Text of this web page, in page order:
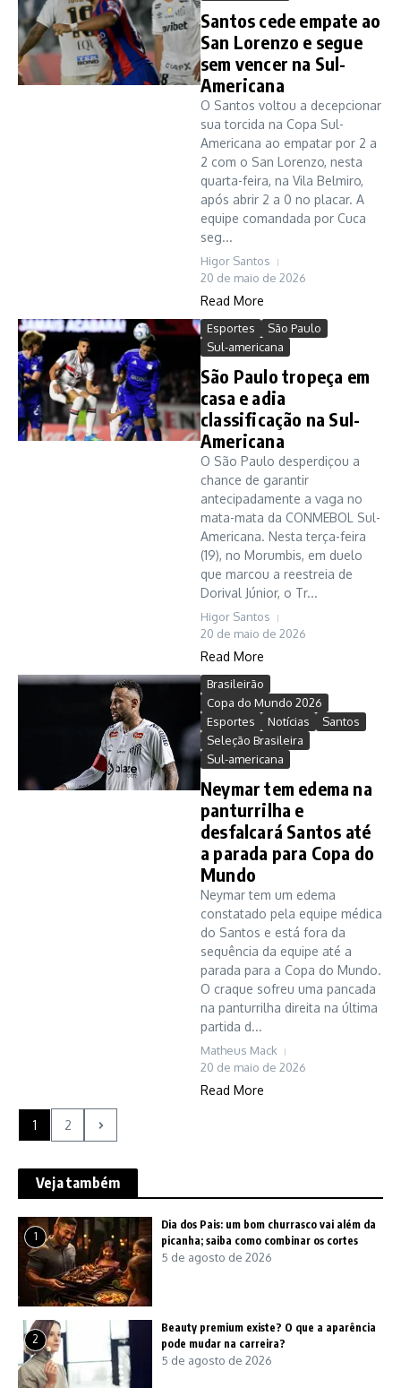
Santos cede empate ao
San Lorenzo e segue
sem vencer na Sul-
Americana
O Santos voltou a decepcionar
sua torcida na Copa Sul-
Americana ao empatar por 2 a
2 com o San Lorenzo, nesta
quarta-feira, na Vila Belmiro,
após abrir 2 a 0 no placar. A
equipe comandada por Cuca
seg...
Higor Santos
20 de maio de 2026
Read More
Esportes
São Paulo
Sul-americana
São Paulo tropeça em
casa e adia
classificação na Sul-
Americana
O São Paulo desperdiçou a
chance de garantir
antecipadamente a vaga no
mata-mata da CONMEBOL Sul-
Americana. Nesta terça-feira
(19), no Morumbis, em duelo
que marcou a reestreia de
Dorival Júnior, o Tr...
Higor Santos
20 de maio de 2026
Read More
Brasileirão
Copa do Mundo 2026
Esportes
Notícias
Santos
Seleção Brasileira
Sul-americana
Neymar tem edema na
panturrilha e
desfalcará Santos até
a parada para Copa do
Mundo
Neymar tem um edema
constatado pela equipe médica
do Santos e está fora da
sequência da equipe até a
parada para a Copa do Mundo.
O craque sofreu uma pancada
na panturrilha direita na última
partida d...
Matheus Mack
20 de maio de 2026
Read More
1 2
Veja também
1
Dia dos Pais: um bom churrasco vai além da
picanha; saiba como combinar os cortes
5 de agosto de 2026
2
Beauty premium existe? O que a aparência
pode mudar na carreira?
5 de agosto de 2026